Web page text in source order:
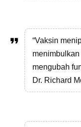
“Vaksin
mengubah
Dr. Richard